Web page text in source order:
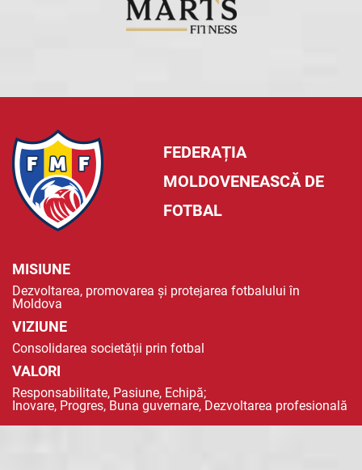
FEDERAȚIA
MOLDOVENEASCĂ DE
FOTBAL
MISIUNE
Dezvoltarea, promovarea și protejarea fotbalului în
Moldova
VIZIUNE
Consolidarea societății prin fotbal
VALORI
Responsabilitate, Pasiune, Echipă;
Inovare, Progres, Buna guvernare, Dezvoltarea profesională